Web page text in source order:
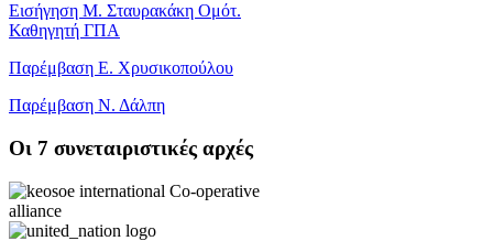
Εισήγηση Μ. Σταυρακάκη Ομότ.
Καθηγητή ΓΠΑ
Παρέμβαση Ε. Χρυσικοπούλου
Παρέμβαση Ν. Δάλπη
Oι 7 συνεταιριστικές αρχές